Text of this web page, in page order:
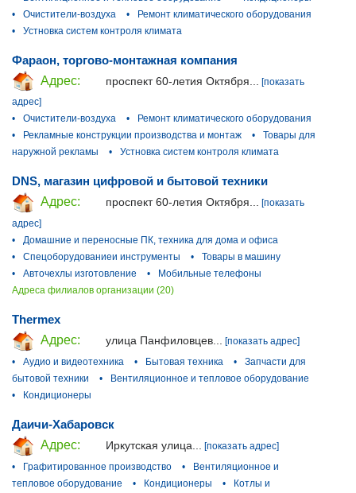
•
Очистители-воздуха •
Ремонт климатического оборудования
•
Устновка систем контроля климата
Фараон, торгово-монтажная компания
Адрес:
проспект 60-летия Октября...
[показать
адрес]
•
Очистители-воздуха •
Ремонт климатического оборудования
•
Рекламные конструкции производства и монтаж •
Товары для
наружной рекламы
• Устновка систем контроля климата
DNS, магазин цифровой и бытовой техники
Адрес:
проспект 60-летия Октября... [показать
адрес]
•
Домашние и переносные ПК, техника для дома и офиса
•
Спецоборудованиеи инструменты •
Товары в машину
•
Авточехлы изготовление •
Мобильные телефоны
Адреса филиалов организации (20)
Thermex
Адрес:
улица Панфиловцев...
[показать адрес]
•
Аудио и видеотехника • Бытовая техника •
Запчасти для
бытовой техники
•
Вентиляционное и тепловое оборудование
•
Кондиционеры
Даичи-Хабаровск
Адрес:
Иркутская улица...
[показать адрес]
•
Графитированное производство •
Вентиляционное и
тепловое оборудование
• Кондиционеры •
Котлы и